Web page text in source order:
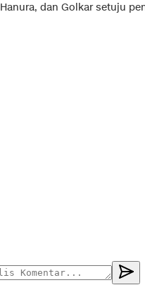
dan Golkar setuju